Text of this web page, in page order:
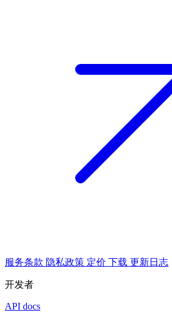
服务条款 隐私政策 定价 下载 更新日志
开发者
API docs